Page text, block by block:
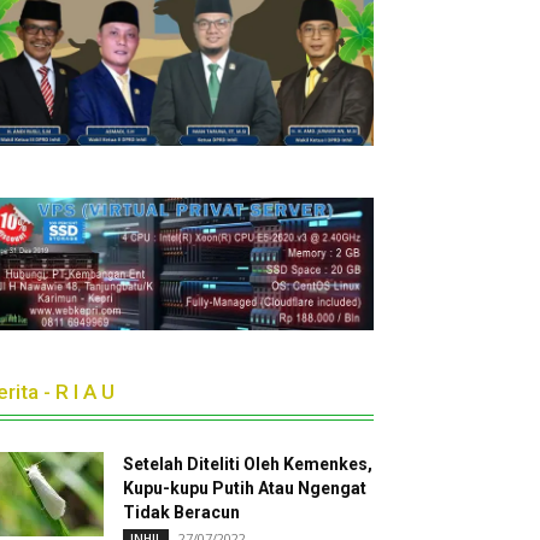
- R I A U
Setelah Diteliti Oleh Kemenkes,
Kupu-kupu Putih Atau Ngengat
Tidak Beracun